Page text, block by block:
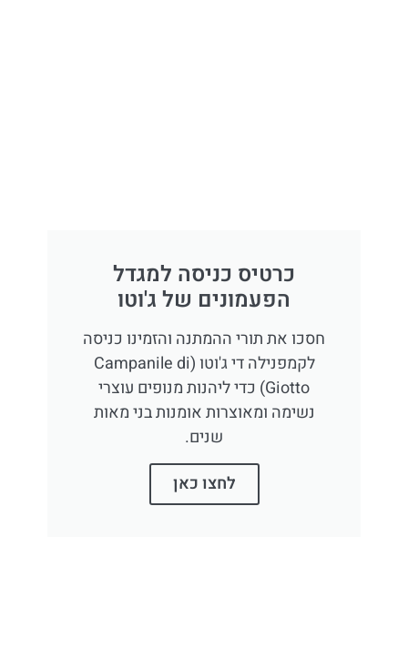
כרטיס כניסה למגדל
הפעמונים של ג'וטו
חסכו את תורי ההמתנה והזמינו כניסה
לקמפנילה די ג'וטו (Campanile di
Giotto) כדי ליהנות מנופים עוצרי
נשימה ומאוצרות אומנות בני מאות
שנים.
לחצו כאן